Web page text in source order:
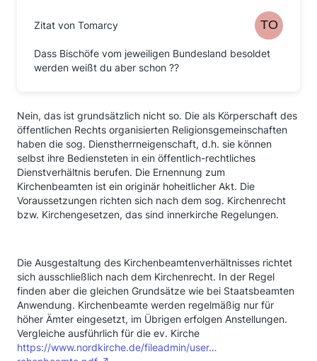
Zitat von Tomarcy
Dass Bischöfe vom jeweiligen Bundesland besoldet
werden weißt du aber schon ??
Nein, das ist grundsätzlich nicht so. Die als Körperschaft des
öffentlichen Rechts organisierten Religionsgemeinschaften
haben die sog. Dienstherrneigenschaft, d.h. sie können
selbst ihre Bediensteten in ein öffentlich-rechtliches
Dienstverhältnis berufen. Die Ernennung zum
Kirchenbeamten ist ein originär hoheitlicher Akt. Die
Voraussetzungen richten sich nach dem sog. Kirchenrecht
bzw. Kirchengesetzen, das sind innerkirche Regelungen.
Die Ausgestaltung des Kirchenbeamtenverhältnisses richtet
sich ausschließlich nach dem Kirchenrecht. In der Regel
finden aber die gleichen Grundsätze wie bei Staatsbeamten
Anwendung. Kirchenbeamte werden regelmäßig nur für
höher Ämter eingesetzt, im Übrigen erfolgen Anstellungen.
Vergleiche ausführlich für die ev. Kirche
https://www.nordkirche.de/fileadmin/user…